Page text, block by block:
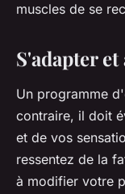
muscles de se
S'adapter
Un programme
contraire, il doit
et de vos
ressentez de la
à modifier votre